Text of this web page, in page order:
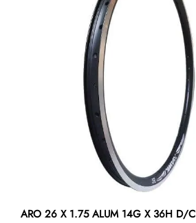
ARO 26 X 1.75 ALUM 14G X 36H D/C